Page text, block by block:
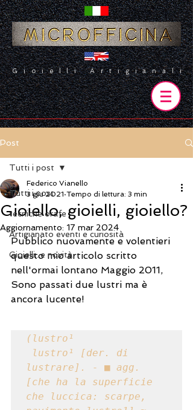
Gioielli Artigianali
Post
Tutti i post
tecniche orafe
Artigianato eventi e curiosità
Gioielli...e novità
Tutti i post
Gioiello, gioielli, gioiello?
Federico Vianello
3 giu 2021 Tempo di lettura: 3 min
Aggiornamento: 17 mar 2024
Pubblico nuovamente e volentieri
questo mio articolo scritto
nell'ormai lontano Maggio 2011,
Sono passati due lustri ma è
ancora lucente!
(lustro¹
lustrare]. - ■ agg.
[che ha la superficie
che luccica: scarpe,